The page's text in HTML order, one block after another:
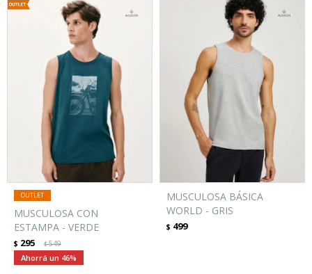
MUSCULOSA CON
ESTAMPA - VERDE
$ 295 $549
46
MUSCULOSA BÁSICA
WORLD - GRIS
$ 499